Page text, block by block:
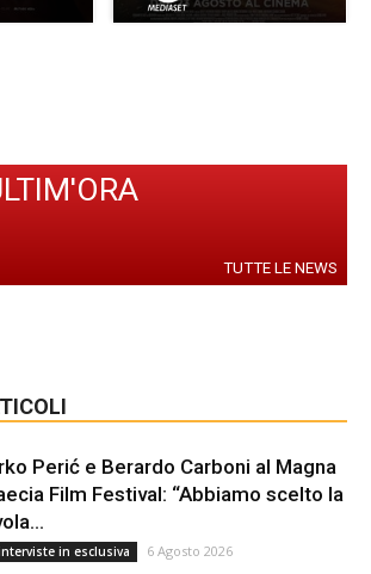
TUTTE LE NEWS
Perić e Berardo Carboni al Magna
Film Festival: “Abbiamo scelto la
in esclusiva 6 Agosto 2026